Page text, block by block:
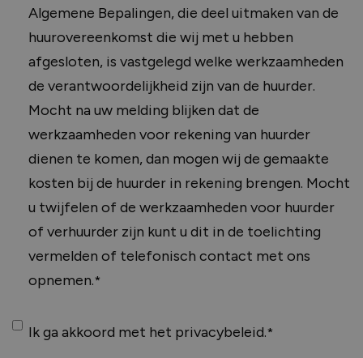
Algemene Bepalingen, die deel uitmaken van de
huurovereenkomst die wij met u hebben
afgesloten, is vastgelegd welke werkzaamheden
de verantwoordelijkheid zijn van de huurder.
Mocht na uw melding blijken dat de
werkzaamheden voor rekening van huurder
dienen te komen, dan mogen wij de gemaakte
kosten bij de huurder in rekening brengen. Mocht
u twijfelen of de werkzaamheden voor huurder
of verhuurder zijn kunt u dit in de toelichting
vermelden of telefonisch contact met ons
opnemen.
Instemming
Ik ga akkoord met het privacybeleid.